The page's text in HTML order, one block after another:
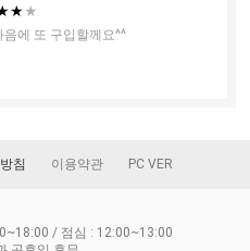
★
에 또 구입할께요^^
우디향이 매우 맘에 듭니다.
요..
침 이용약관 PC VER
/ 점심 : 12:00~13:00